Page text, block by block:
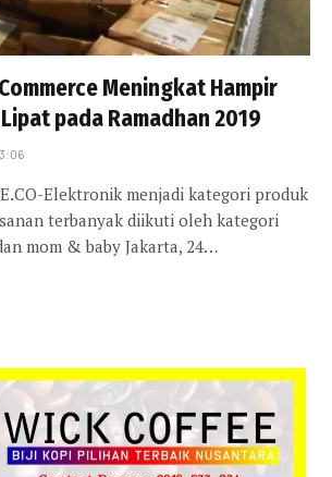
Meningkat Hampir
pada Ramadhan 2019
Elektronik menjadi kategori produk
terbanyak diikuti oleh kategori
mom & baby Jakarta, 24…